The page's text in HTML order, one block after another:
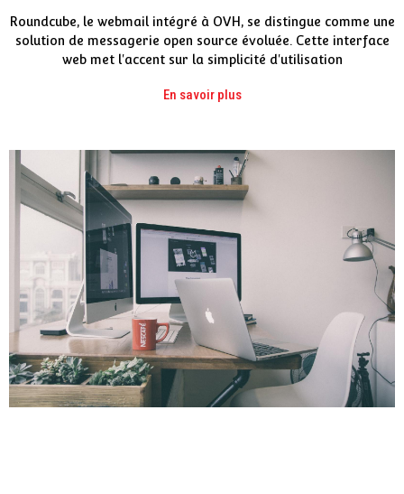
Roundcube, le webmail intégré à OVH, se distingue comme une
solution de messagerie open source évoluée. Cette interface
web met l'accent sur la simplicité d'utilisation
En savoir plus